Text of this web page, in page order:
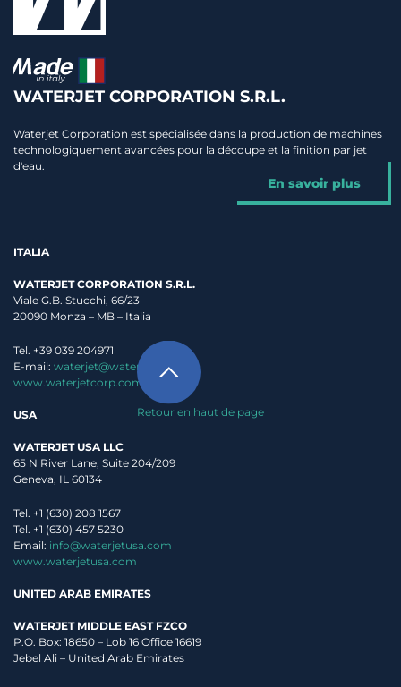
Retour en haut de page
WATERJET CORPORATION S.R.L.
Waterjet Corporation est spécialisée dans la production de machines
technologiquement avancées pour la découpe et la finition par jet
d'eau.
En savoir plus
ITALIA
WATERJET CORPORATION S.R.L.
Viale G.B. Stucchi, 66/23
20090 Monza – MB – Italia
Tel. +39 039 204971
E-mail: waterjet@waterjet.it
www.waterjetcorp.com
USA
WATERJET USA LLC
65 N River Lane, Suite 204/209
Geneva, IL 60134
Tel. +1 (630) 208 1567
Tel. +1 (630) 457 5230
Email: info@waterjetusa.com
www.waterjetusa.com
UNITED ARAB EMIRATES
WATERJET MIDDLE EAST FZCO
P.O. Box: 18650 – Lob 16 Office 16619
Jebel Ali – United Arab Emirates